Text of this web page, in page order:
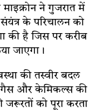
ने गुजरात में
के परिचालन को
की है जिस पर करीब
जाएगा।
की तस्वीर बदल
गैस और केमिकल्स की
को पूरा करता